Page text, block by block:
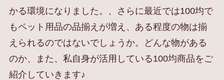
かる環境になりました。、さらに最近では100均で
もペット用品の品揃えが増え、ある程度の物は揃
えられるのではないでしょうか。どんな物がある
のか、また、私自身が活用している100均商品をご
紹介していきます♪